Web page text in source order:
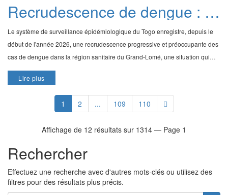
Recrudescence de dengue : le
ministre Jean-Marie Tessi
appelle à une vigilance accrue
dans le Grand-Lomé
Le système de surveillance épidémiologique du Togo enregistre, depuis le
début de l'année 2026, une recrudescence progressive et préoccupante des
cas de dengue dans la région sanitaire du Grand-Lomé, une situation qui
exige vigilance et précaution, s
Lire plus
1 2 ... 109 110
Affichage de 12 résultats sur 1314 — Page 1
Rechercher
Effectuez une recherche avec d'autres mots-clés ou utilisez des
filtres pour des résultats plus précis.